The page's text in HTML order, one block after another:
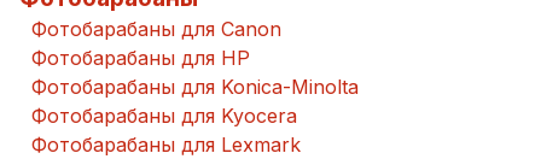
Фотобарабаны для Canon
Фотобарабаны для HP
Фотобарабаны для Konica-Minolta
Фотобарабаны для Kyocera
Фотобарабаны для Lexmark